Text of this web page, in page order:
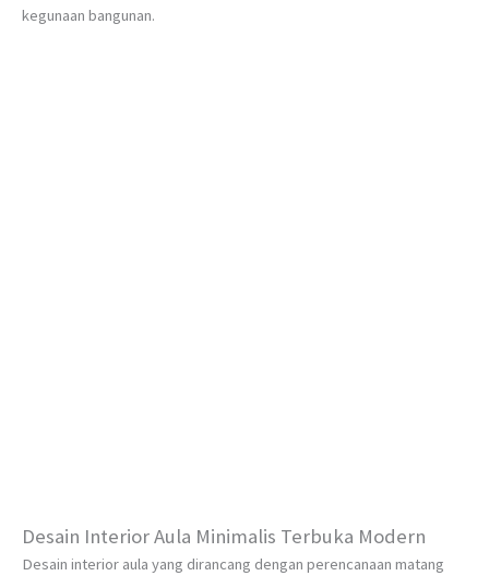
kegunaan bangunan.
Desain Interior Aula Minimalis Terbuka Modern
Desain interior aula yang dirancang dengan perencanaan matang